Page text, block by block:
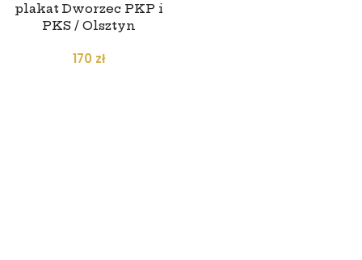
plakat Dworzec PKP i
PKS / Olsztyn
170 zł